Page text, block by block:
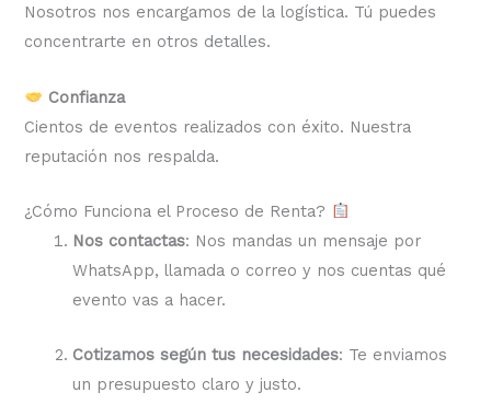
Nosotros nos encargamos de la logística. Tú puedes
concentrarte en otros detalles.
Confianza
Cientos de eventos realizados con éxito. Nuestra
reputación nos respalda.
¿Cómo Funciona el Proceso de Renta?
Nos contactas: Nos mandas un mensaje por
WhatsApp, llamada o correo y nos cuentas qué
evento vas a hacer.
Cotizamos según tus necesidades: Te enviamos
un presupuesto claro y justo.